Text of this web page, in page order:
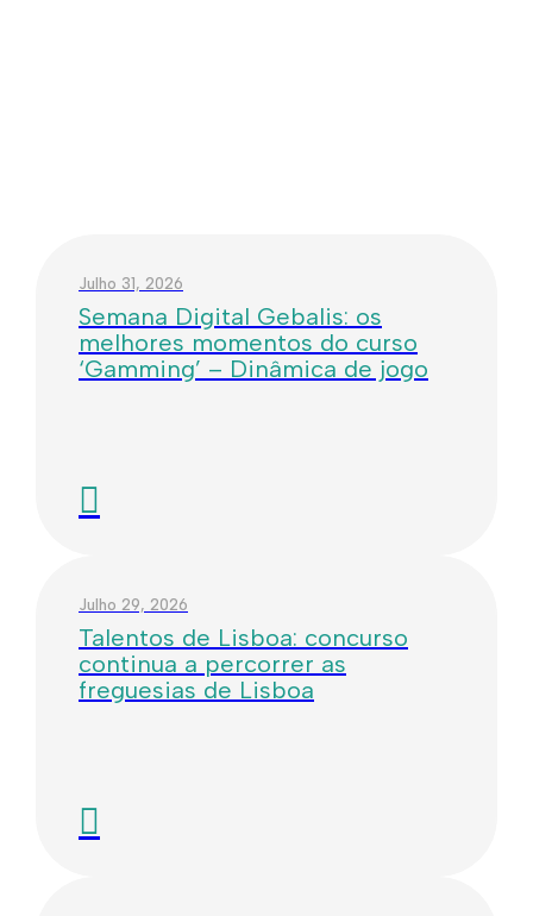
Julho 31, 2026
Semana Digital Gebalis: os
melhores momentos do curso
‘Gamming’ – Dinâmica de jogo
Julho 29, 2026
Talentos de Lisboa: concurso
continua a percorrer as
freguesias de Lisboa